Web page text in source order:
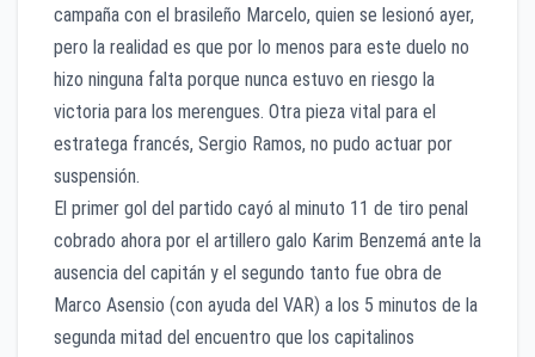
campaña con el brasileño Marcelo, quien se lesionó ayer,
pero la realidad es que por lo menos para este duelo no
hizo ninguna falta porque nunca estuvo en riesgo la
victoria para los merengues. Otra pieza vital para el
estratega francés, Sergio Ramos, no pudo actuar por
suspensión.
El primer gol del partido cayó al minuto 11 de tiro penal
cobrado ahora por el artillero galo Karim Benzemá ante la
ausencia del capitán y el segundo tanto fue obra de
Marco Asensio (con ayuda del VAR) a los 5 minutos de la
segunda mitad del encuentro que los capitalinos